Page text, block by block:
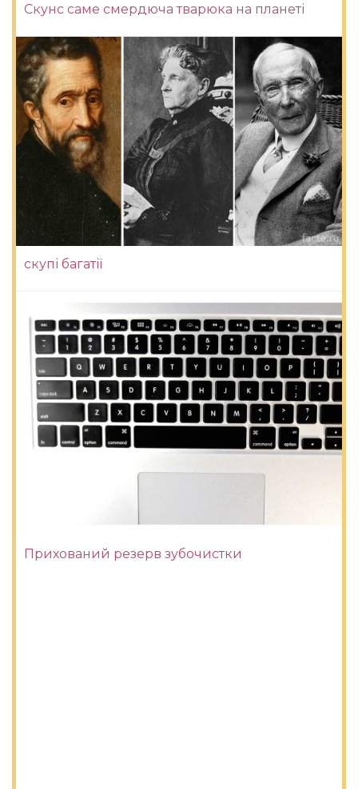
Скунс саме смердюча тварюка на планеті
скупі багатії
Прихований резерв зубочистки